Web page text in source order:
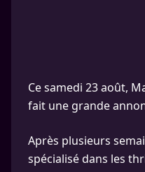
Ce samedi 23 août,
fait une grande
Après plusieurs
spécialisé dans les